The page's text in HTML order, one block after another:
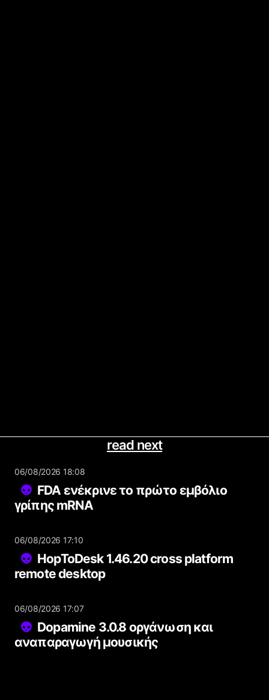
read next
06/08/2026 18:08
FDA ενέκρινε το πρώτο εμβόλιο
γρίπης mRNA
06/08/2026 17:10
HopToDesk 1.46.20 cross platform
remote desktop
06/08/2026 17:07
Dopamine 3.0.8 οργάνωση και
αναπαραγωγή μουσικής